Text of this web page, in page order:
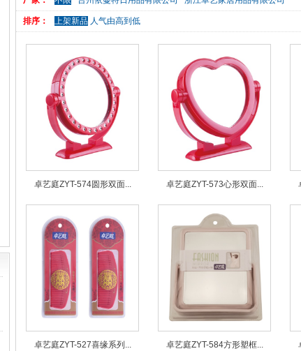
排序： 上架新品 人气由高到低
卓艺庭ZYT-574圆形双面... 卓艺庭ZYT-573心形双面...
卓艺庭ZYT-527喜缘系列... 卓艺庭ZYT-584方形塑框...